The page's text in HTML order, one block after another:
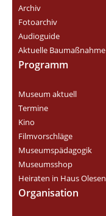
Archiv
Fotoarchiv
Audioguide
Aktuelle Baumaßnahme
Programm
Museum aktuell
Termine
Kino
Filmvorschläge
Museumspädagogik
Museumsshop
Heiraten in Haus Olesen
Organisation